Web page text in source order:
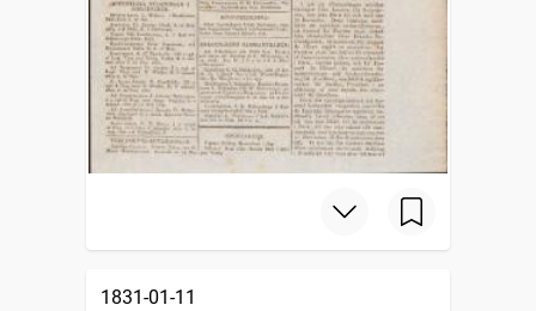
1831-01-11